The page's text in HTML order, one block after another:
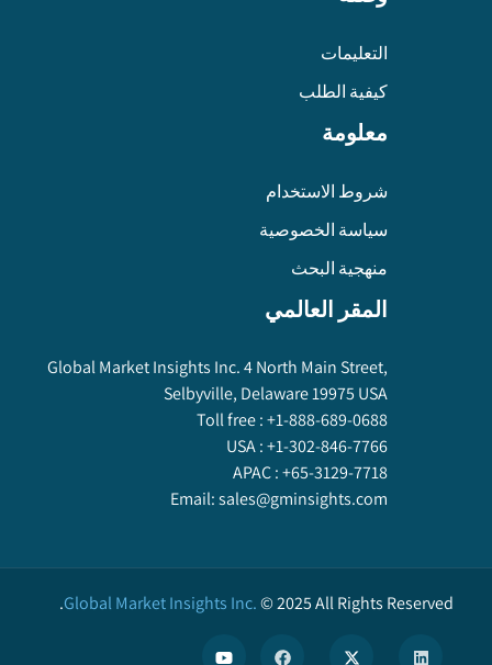
التعليمات
كيفية الطلب
معلومة
شروط الاستخدام
سياسة الخصوصية
منهجية البحث
المقر العالمي
Global Market Insights Inc. 4 North Main Street,
Selbyville, Delaware 19975 USA
Toll free :+1-888-689-0688
USA :+1-302-846-7766
APAC :+65-3129-7718
Email:sales@gminsights.com
Global Market Insights Inc.©2025All Rights Reserved.